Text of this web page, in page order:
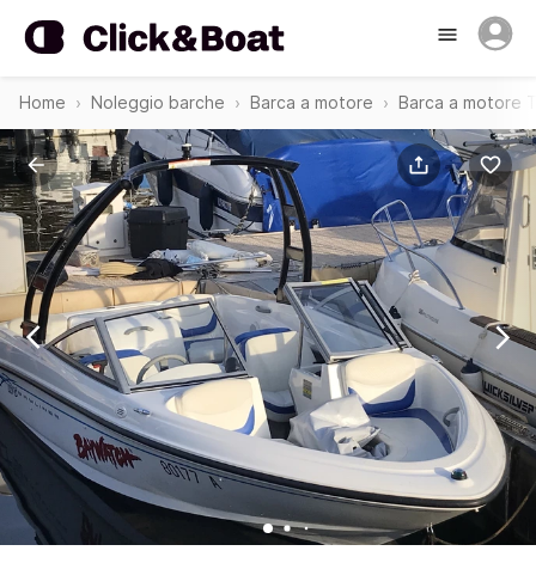
Home Noleggio barche Barca a motore Barca a motore